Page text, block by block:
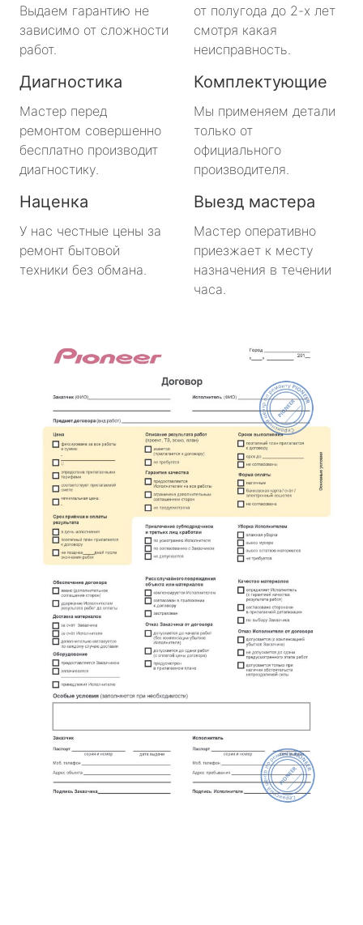
Выдаем гарантию не
зависимо от сложности
работ.
от полугода до 2-х лет
смотря какая
неисправность.
Диагностика
Мастер перед
ремонтом совершенно
бесплатно производит
диагностику.
Комплектующие
Мы применяем детали
только от
официального
производителя.
Наценка
У нас честные цены за
ремонт бытовой
техники без обмана.
Выезд мастера
Мастер оперативно
приезжает к месту
назначения в течении
часа.